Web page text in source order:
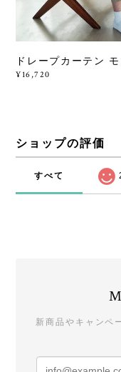
ドレープカーテン
¥16,720
ショップの評価
すべて
新商品やキャンペ